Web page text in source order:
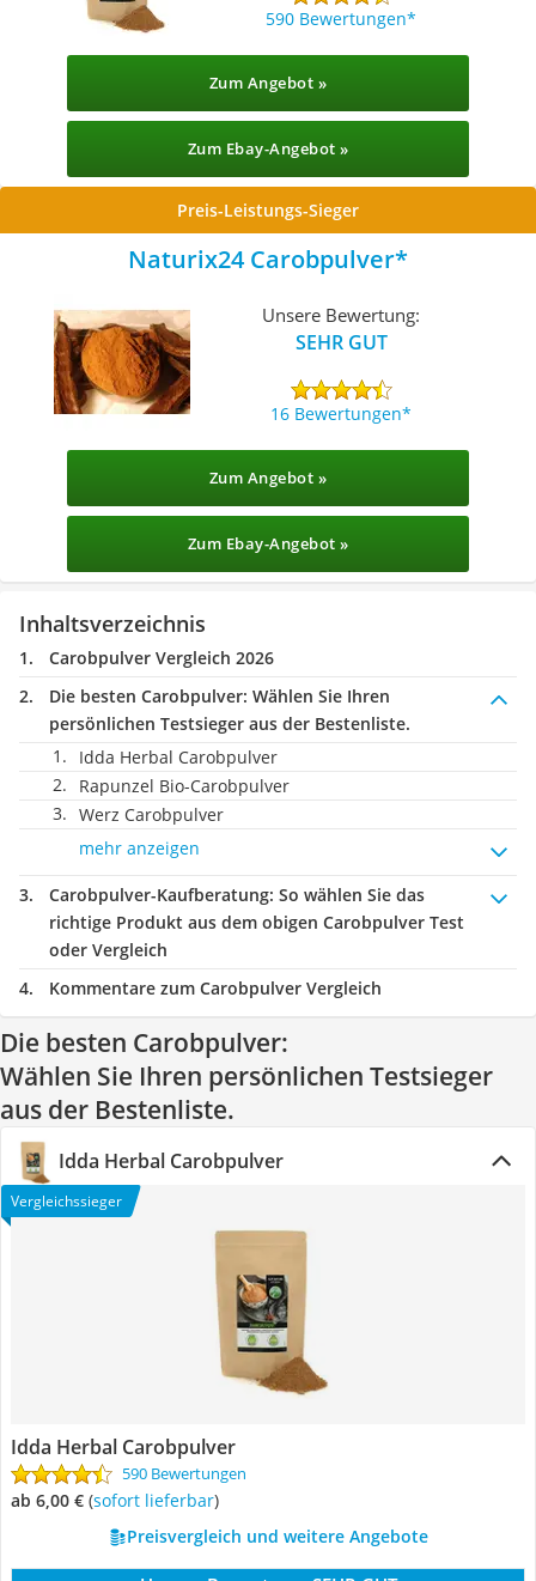
590 Bewertungen
Zum Angebot »
Zum Ebay-Angebot »
Preis-Leistungs-Sieger
Naturix24 Carobpulver
Unsere Bewertung:
SEHR GUT
16 Bewertungen
Zum Angebot »
Zum Ebay-Angebot »
Inhaltsverzeichnis
Carobpulver Vergleich 2026
Die besten Carobpulver: Wählen Sie Ihren
persönlichen Testsieger aus der Bestenliste.
Idda Herbal Carobpulver
Rapunzel Bio-Carobpulver
Werz Carobpulver
mehr anzeigen
Carobpulver-Kaufberatung: So wählen Sie das
richtige Produkt aus dem obigen Carobpulver Test
oder Vergleich
Kommentare zum Carobpulver Vergleich
Die besten Carobpulver:
Wählen Sie Ihren persönlichen Testsieger
aus der Bestenliste.
Idda Herbal Carobpulver
Vergleichssieger
Idda Herbal Carobpulver
590 Bewertungen
ab 6,00 € ( Sofort lieferbar)
Preisvergleich und weitere Angebote